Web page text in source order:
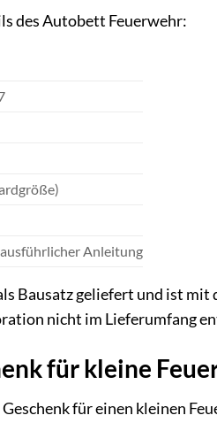
des Autobett Feuerwehr:
Anleitung
Bausatz geliefert und ist
nicht im Lieferumfang
für kleine
für einen kleinen